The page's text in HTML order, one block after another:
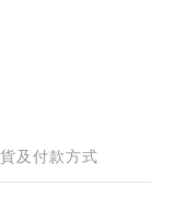
及付款方式